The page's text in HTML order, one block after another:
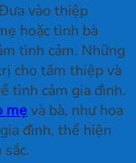
vào thiệp
hoặc tình bà
tình cảm. Những
cho tấm thiệp và
tình cảm gia đình.
mẹvà bà, như hoa
đình, thể hiện